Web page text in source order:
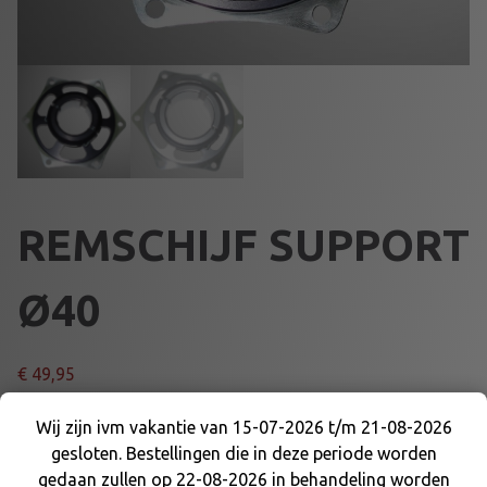
REMSCHIJF SUPPORT
Ø40
€ 49,95
KLEUR
Wij zijn ivm vakantie van 15-07-2026 t/m 21-08-
Wij zijn ivm vakantie van 15-07-2026 t/m 21-08-2026
gesloten. Bestellingen die in deze periode worden
gedaan zullen op 22-08-2026 in behandeling worden